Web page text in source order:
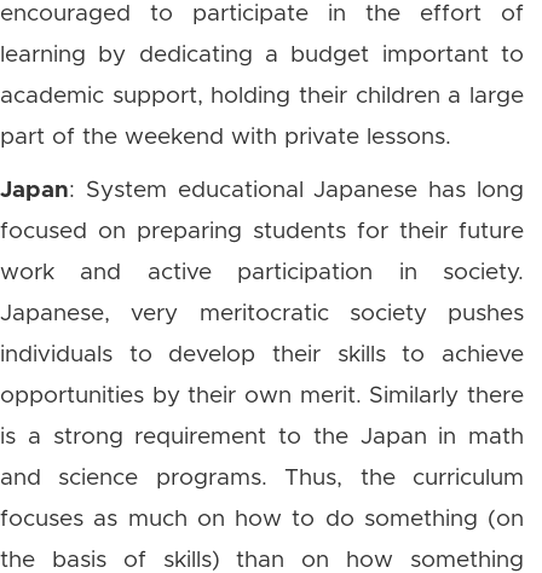
encouraged to participate in the effort of
learning by dedicating a budget important to
academic support, holding their children a large
part of the weekend with private lessons.
Japan: System educational Japanese has long
focused on preparing students for their future
work and active participation in society.
Japanese, very meritocratic society pushes
individuals to develop their skills to achieve
opportunities by their own merit. Similarly there
is a strong requirement to the Japan in math
and science programs. Thus, the curriculum
focuses as much on how to do something (on
the basis of skills) than on how something